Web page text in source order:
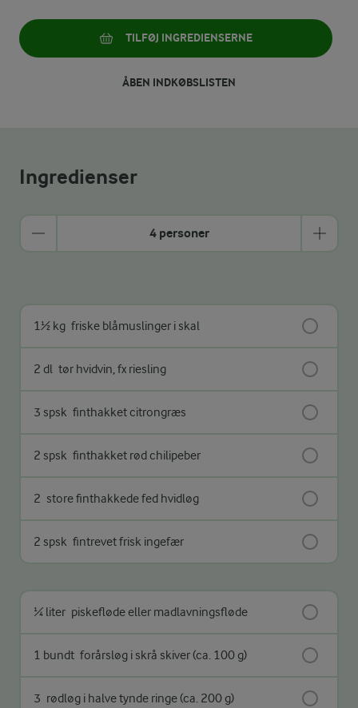
TILFØJ INGREDIENSERNE
ÅBEN INDKØBSLISTEN
Ingredienser
4 personer
1½ kg friske blåmuslinger i skal
2 dl tør hvidvin, fx riesling
3 spsk finthakket citrongræs
2 spsk finthakket rød chilipeber
2 store finthakkede fed hvidløg
2 spsk fintrevet frisk ingefær
¼ liter piskefløde eller madlavningsfløde
1 bundt forårsløg i skrå skiver (ca. 100 g)
3 rødløg i halve tynde ringe (ca. 200 g)